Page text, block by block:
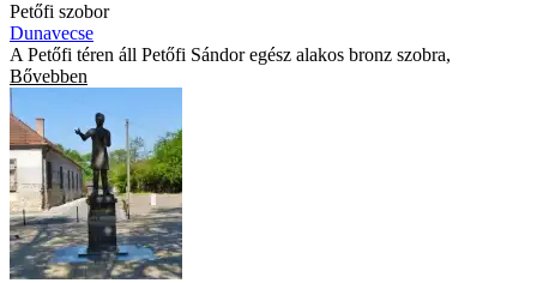
Petőfi szobor
Dunavecse
A Petőfi téren áll Petőfi Sándor egész alakos bronz szobra,
Bővebben